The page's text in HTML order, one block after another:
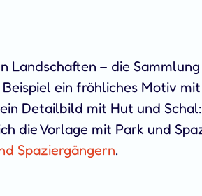
Landschaften – die
ein fröhliches Motiv
Detailbild mit Hut und Schal:
die Vorlage mit Park und
Spaziergängern.